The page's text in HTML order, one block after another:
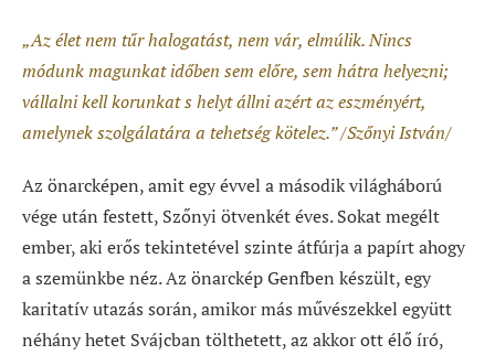
„Az élet nem tűr halogatást, nem vár, elmúlik. Nincs
módunk magunkat időben sem előre, sem hátra helyezni;
vállalni kell korunkat s helyt állni azért az eszményért,
amelynek szolgálatára a tehetség kötelez.” /Szőnyi István/
Az önarcképen, amit egy évvel a második világháború
vége után festett, Szőnyi ötvenkét éves. Sokat megélt
ember, aki erős tekintetével szinte átfúrja a papírt ahogy
a szemünkbe néz. Az önarckép Genfben készült, egy
karitatív utazás során, amikor más művészekkel együtt
néhány hetet Svájcban tölthetett, az akkor ott élő író,